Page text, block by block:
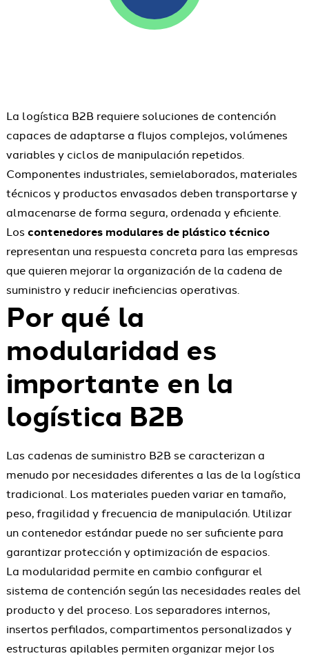
La logística B2B requiere soluciones de contención
capaces de adaptarse a flujos complejos, volúmenes
variables y ciclos de manipulación repetidos.
Componentes industriales, semielaborados, materiales
técnicos y productos envasados deben transportarse y
almacenarse de forma segura, ordenada y eficiente.
Los contenedores modulares de plástico técnico
representan una respuesta concreta para las empresas
que quieren mejorar la organización de la cadena de
suministro y reducir ineficiencias operativas.
Por qué la
modularidad es
importante en la
logística B2B
Las cadenas de suministro B2B se caracterizan a
menudo por necesidades diferentes a las de la logística
tradicional. Los materiales pueden variar en tamaño,
peso, fragilidad y frecuencia de manipulación. Utilizar
un contenedor estándar puede no ser suficiente para
garantizar protección y optimización de espacios.
La modularidad permite en cambio configurar el
sistema de contención según las necesidades reales del
producto y del proceso. Los separadores internos,
insertos perfilados, compartimentos personalizados y
estructuras apilables permiten organizar mejor los